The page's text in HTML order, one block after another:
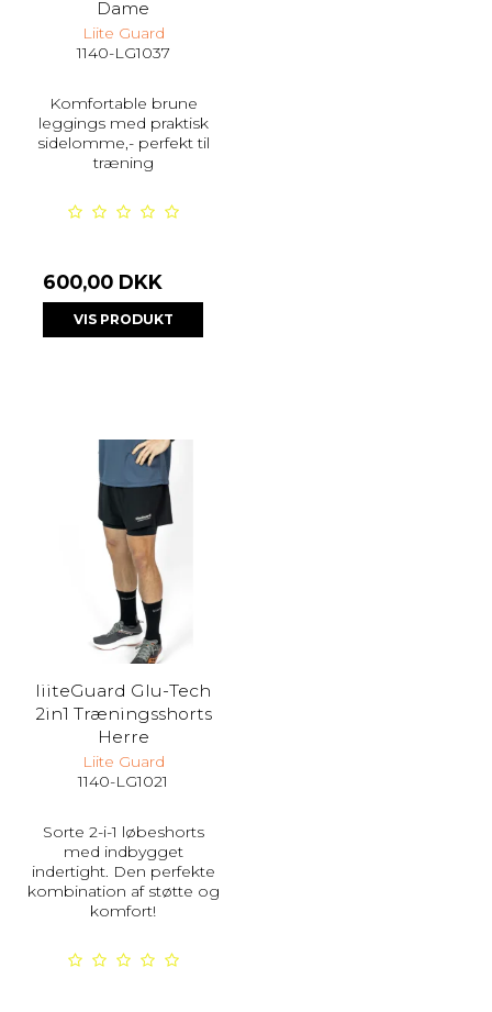
Dame
Liite Guard
1140-LG1037
Komfortable brune
leggings med praktisk
sidelomme,- perfekt til
træning
600,00 DKK
VIS PRODUKT
liiteGuard Glu-Tech
2in1 Træningsshorts
Herre
Liite Guard
1140-LG1021
Sorte 2-i-1 løbeshorts
med indbygget
indertight. Den perfekte
kombination af støtte og
komfort!